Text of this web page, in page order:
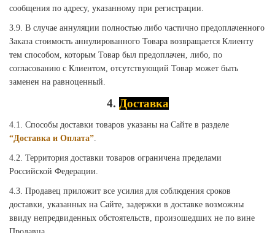
сообщения по адресу, указанному при регистрации.
3.9. В случае аннуляции полностью либо частично предоплаченного
Заказа стоимость аннулированного Товара возвращается Клиенту
тем способом, которым Товар был предоплачен, либо, по
согласованию с Клиентом, отсутствующий Товар может быть
заменен на равноценный.
4. Доставка
4.1. Способы доставки товаров указаны на Сайте в разделе
“Доставка и Оплата”
4.2. Территория доставки товаров ограничена пределами
Российской Федерации.
4.3. Продавец приложит все усилия для соблюдения сроков
доставки, указанных на Сайте, задержки в доставке возможны
ввиду непредвиденных обстоятельств, произошедших не по вине